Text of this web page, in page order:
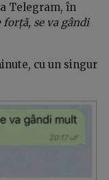
Telegram, în
se va gândi
cu un singur